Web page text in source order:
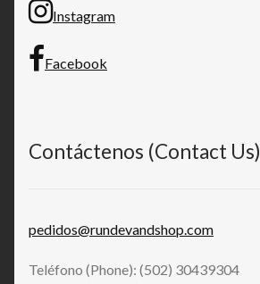
Instagram
Facebook
Contáctenos (Contact Us)
pedidos@rundevandshop.com
Teléfono (Phone): (502) 30439304